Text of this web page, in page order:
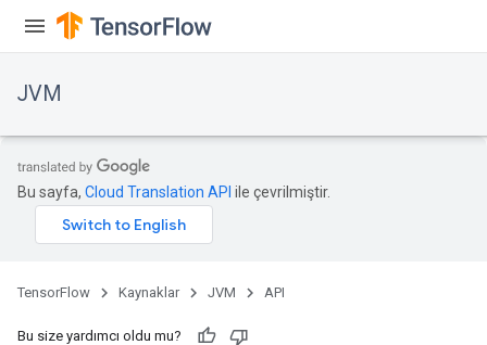
JVM
Bu sayfa, Cloud Translation API ile çevrilmiştir.
TensorFlow Kaynaklar JVM API
Bu size yardımcı oldu mu?